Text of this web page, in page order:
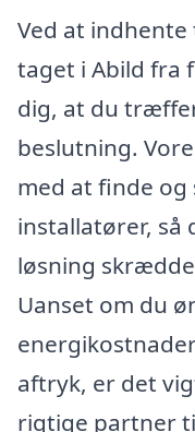
Ved at
taget i Abild fra
dig, at du
beslutning.
med at finde og
installatører, så
løsning
Uanset om du
aftryk, er det
rigtige partner